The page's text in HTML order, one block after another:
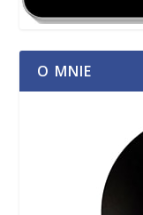
O MNIE